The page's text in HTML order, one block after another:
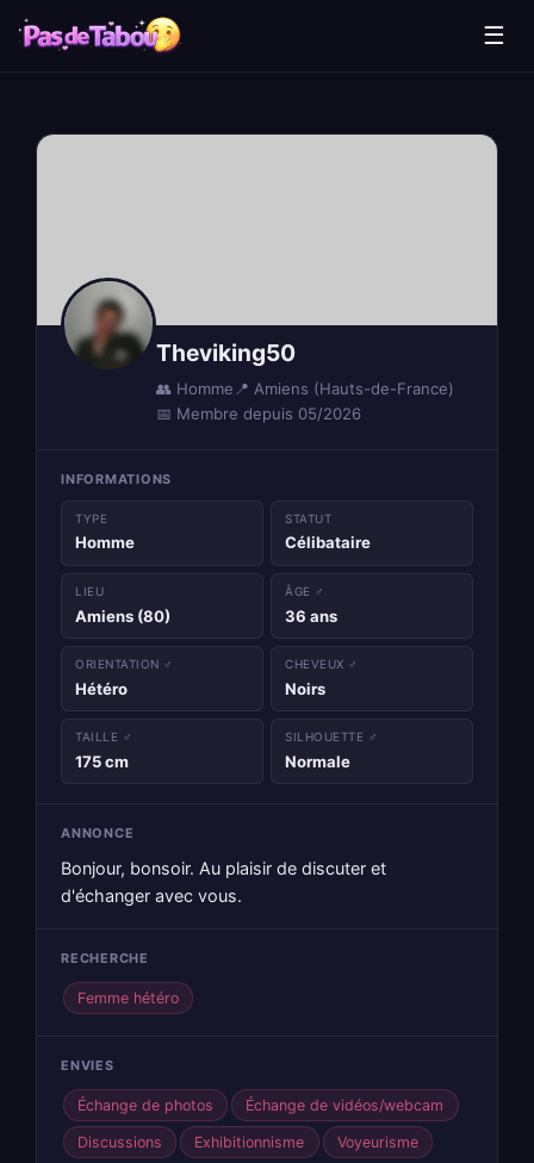
☰
Theviking50
👥 Homme 📍 Amiens (Hauts-de-France)
📅 Membre depuis 05/2026
INFORMATIONS
TYPE
Homme
STATUT
Célibataire
LIEU
Amiens (80)
ÂGE ♂
36 ans
ORIENTATION ♂
Hétéro
CHEVEUX ♂
Noirs
TAILLE ♂
175 cm
SILHOUETTE ♂
Normale
ANNONCE
Bonjour, bonsoir. Au plaisir de discuter et
d'échanger avec vous.
RECHERCHE
Femme hétéro
ENVIES
Échange de photos Échange de vidéos/webcam
Discussions Exhibitionnisme Voyeurisme